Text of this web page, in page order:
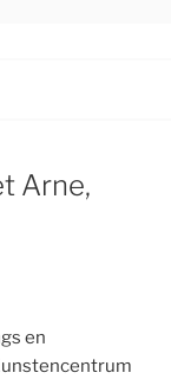
Arne,
en